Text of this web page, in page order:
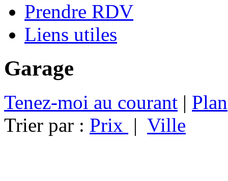
Prendre RDV
Liens utiles
Garage
Tenez-moi au courant | Plan
Trier par : Prix | Ville